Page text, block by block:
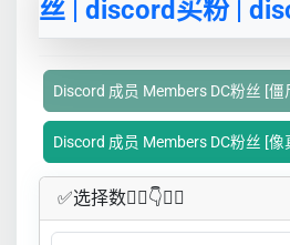
丝 | discord买粉 |
Discord 成员 Members DC粉丝 [
Discord 成员 Members DC粉丝 [
✅​选择数👇🏻​​👇👇🏻​​